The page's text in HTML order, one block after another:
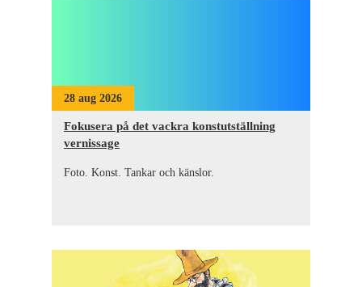
28 aug 2026
Fokusera på det vackra konstutställning
vernissage
Foto. Konst. Tankar och känslor.